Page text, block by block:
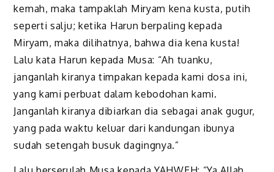
kemah, maka tampaklah Miryam kena kusta, putih
seperti salju; ketika Harun berpaling kepada
Miryam, maka dilihatnya, bahwa dia kena kusta!
Lalu kata Harun kepada Musa: “Ah tuanku,
janganlah kiranya timpakan kepada kami dosa ini,
yang kami perbuat dalam kebodohan kami.
Janganlah kiranya dibiarkan dia sebagai anak gugur,
yang pada waktu keluar dari kandungan ibunya
sudah setengah busuk dagingnya.”